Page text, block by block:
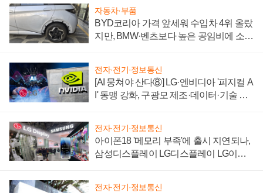
자동차·부품
BYD코리아 가격 앞세워 수입차 4위 올랐
지만, BMW·벤츠보다 높은 공임비에 소비
전자·전기·정보통신
[AI 뭉쳐야 산다⑧] LG·엔비디아 '피지컬 A
I' 동맹 강화, 구광모 제조·데이터·기술 결
전자·전기·정보통신
아이폰18 '메모리 부족'에 출시 지연되나,
삼성디스플레이 LG디스플레이 LG이노
전자·전기·정보통신